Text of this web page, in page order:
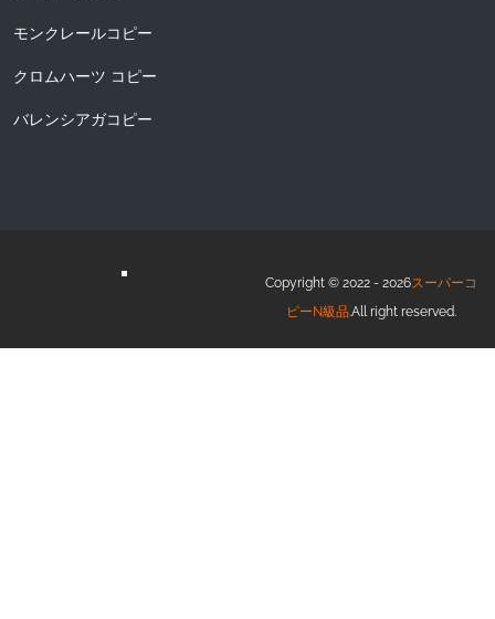
モンクレールコピー
クロムハーツ コピー
バレンシアガコピー
Copyright © 2022 - 2026スーパーコ
ピーN級品 .All right reserved.